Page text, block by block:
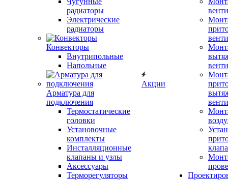
радиаторы
Электрические
радиаторы
Конвекторы
Внутрипольные
Напольные
Арматура для
подключения
Термостатические
головки
Установочные
комплекты
Инсталляционные
клапаны и узлы
Аксессуары
Терморегуляторы
Акции